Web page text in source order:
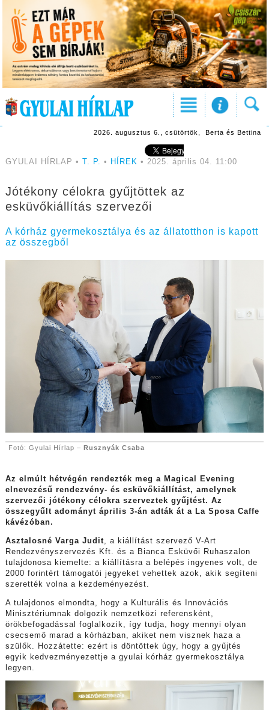
2026. augusztus 6., csütörtök, Berta és Bettina
GYULAI HÍRLAP • T. P. • HÍREK • 2025. április 04. 11:00
Jótékony célokra gyűjtöttek az
esküvőkiállítás szervezői
A kórház gyermekosztálya és az állatotthon is kapott
az összegből
Fotó: Gyulai Hírlap – Rusznyák Csaba
Az elmúlt hétvégén rendezték meg a Magical Evening
elnevezésű rendezvény- és esküvőkiállítást, amelynek
szervezői jótékony célokra szerveztek gyűjtést. Az
összegyűlt adományt április 3-án adták át a La Sposa Caffe
kávézóban.
Asztalosné Varga Judit, a kiállítást szervező V-Art
Rendezvényszervezés Kft. és a Bianca Esküvői Ruhaszalon
tulajdonosa kiemelte: a kiállításra a belépés ingyenes volt, de
2000 forintért támogatói jegyeket vehettek azok, akik segíteni
szerették volna a kezdeményezést.
A tulajdonos elmondta, hogy a Kulturális és Innovációs
Minisztériumnak dolgozik nemzetközi referensként,
örökbefogadással foglalkozik, így tudja, hogy mennyi olyan
csecsemő marad a kórházban, akiket nem visznek haza a
szülők. Hozzátette: ezért is döntöttek úgy, hogy a gyűjtés
egyik kedvezményezettje a gyulai kórház gyermekosztálya
legyen.